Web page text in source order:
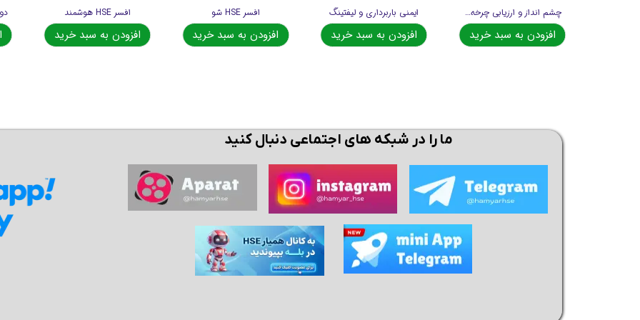
افسر HSE هوشمند
افزودن به سبد خرید
افسر HSE شو
افزودن به سبد خرید
ایمنی باربرداری و لیفتینگ
افزودن به سبد خرید
چشم انداز و ارزیابی چرخه حیات (LCA)
افزودن به سبد خرید
ما را در شبکه های اجتماعی دنبال کنید